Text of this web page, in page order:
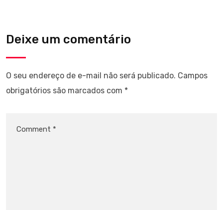
Deixe um comentário
O seu endereço de e-mail não será publicado. Campos
obrigatórios são marcados com *